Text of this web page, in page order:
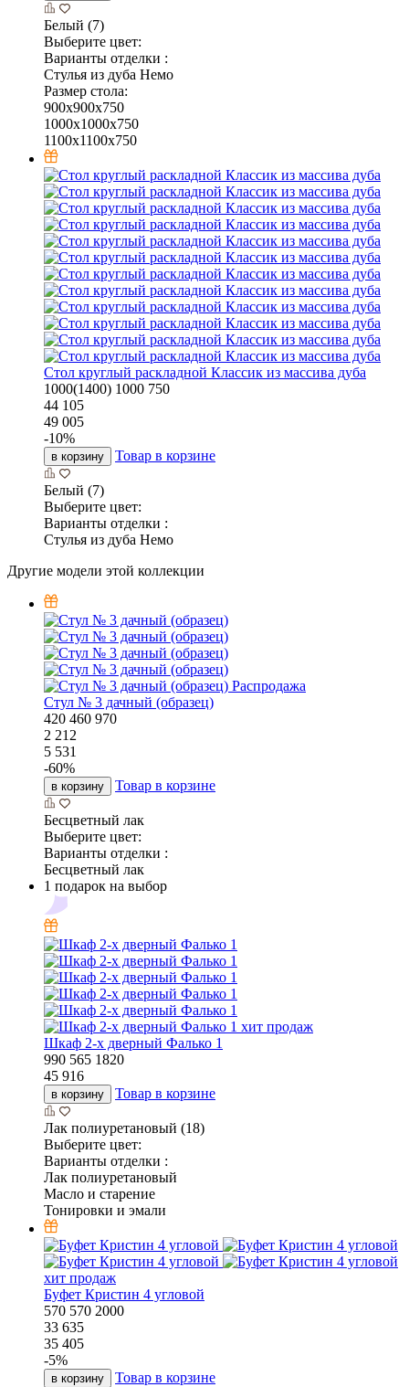
Белый (7)
Выберите цвет:
Варианты отделки :
Стулья из дуба Немо
Размер стола:
900х900х750
1000х1000х750
1100х1100х750
Стол круглый раскладной Классик из массива дуба
1000(1400) 1000 750
44 105
49 005
-10%
в корзину Товар в корзине
Белый (7)
Выберите цвет:
Варианты отделки :
Стулья из дуба Немо
Другие модели этой коллекции
Распродажа
Стул № 3 дачный (образец)
420 460 970
2 212
5 531
-60%
в корзину Товар в корзине
Бесцветный лак
Выберите цвет:
Варианты отделки :
Бесцветный лак
1 подарок на выбор
хит продаж
Шкаф 2-х дверный Фалько 1
990 565 1820
45 916
в корзину Товар в корзине
Лак полиуретановый (18)
Выберите цвет:
Варианты отделки :
Лак полиуретановый
Масло и старение
Тонировки и эмали
хит продаж
Буфет Кристин 4 угловой
570 570 2000
33 635
35 405
-5%
в корзину Товар в корзине